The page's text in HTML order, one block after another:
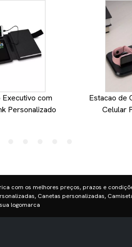
Executivo com
Personalizado
Estacao de
Celular
com os melhores preços, prazos e
Canetas personalizadas,
logomarca